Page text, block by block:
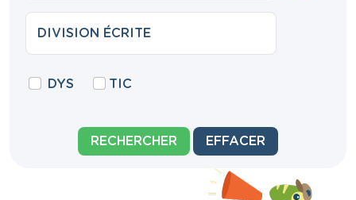
DYS TIC
RECHERCHER EFFACER